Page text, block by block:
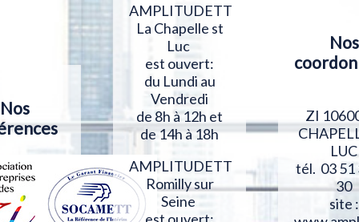
Nos
AMPLITUDETT
La Chapelle st
Luc
est ouvert:
du Lundi au
Vendredi
de 8h à 12h et
de 14h à 18h
AMPLITUDETT
Romilly sur
Seine
Nos
ZI
LUC
tél. 03 51
30
site :